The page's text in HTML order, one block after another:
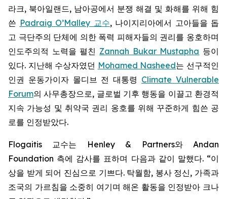
라크, 북아일랜드, 남아공에서 분쟁 해결 및 화해를 위해 힘
쓴 Padraig O’Malley 교수, 나이지리아에서 고아들을 돕
고 극단주의 단체에 의한 폭력 피해자들의 권리를 옹호하며
인도주의적 노력을 펼친 Zannah Bukar Mustapha 등이
있다. 지난해 수상자였던 Mohamed Nasheed는 선구적인
인권 운동가이자 몰디브 전 대통령 Climate Vulnerable
Forum의 사무총장으로, 글로벌 기후 행동을 이끌고 환경적
지속 가능성 및 취약국 권리 옹호를 위해 꾸준하게 힘쓴 공
로를 인정받았다.
Flogaitis 교수는 Henley & Partners와 Andan
Foundation 측에 감사를 표하며 다음과 같이 말했다. “이
상을 받게 되어 진심으로 기쁘다. 탁월함, 봉사 정신, 가족과
조국의 가르침을 소중히 여기며 해온 활동을 인정받아 크나